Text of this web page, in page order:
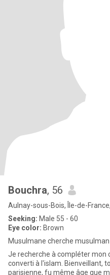
Bouchra, 56
Aulnay-sous-Bois, Île-de-
Seeking: Male 55 - 60
Eye color: Brown
Musulmane cherche
Je recherche à compléter mon
converti à l'islam. Bienveillant,
parisienne, fu même âge que